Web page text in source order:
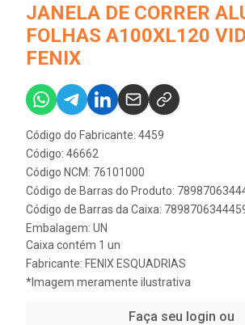
JANELA DE CORRER
FOLHAS A100XL120
FENIX
Código do Fabricante: 4459
Código: 46662
Código NCM: 76101000
Código de Barras do Produto:
Código de Barras da Caixa:
Embalagem: UN
Caixa contém 1 un
Fabricante: FENIX ESQUADRIAS
*Imagem meramente ilustrativa
Faça seu login ou